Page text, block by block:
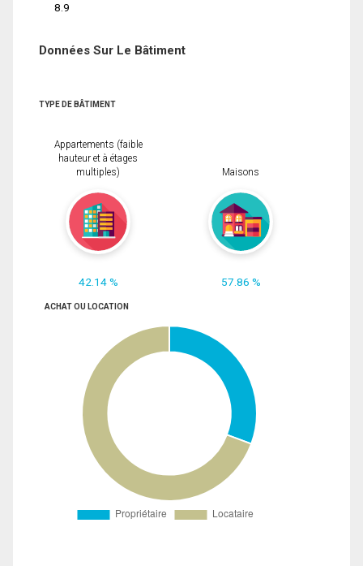
8.9
Données Sur Le Bâtiment
TYPE DE BÂTIMENT
Appartements (faible
hauteur et à étages
multiples)
42.14 %
Maisons
57.86 %
ACHAT OU LOCATION